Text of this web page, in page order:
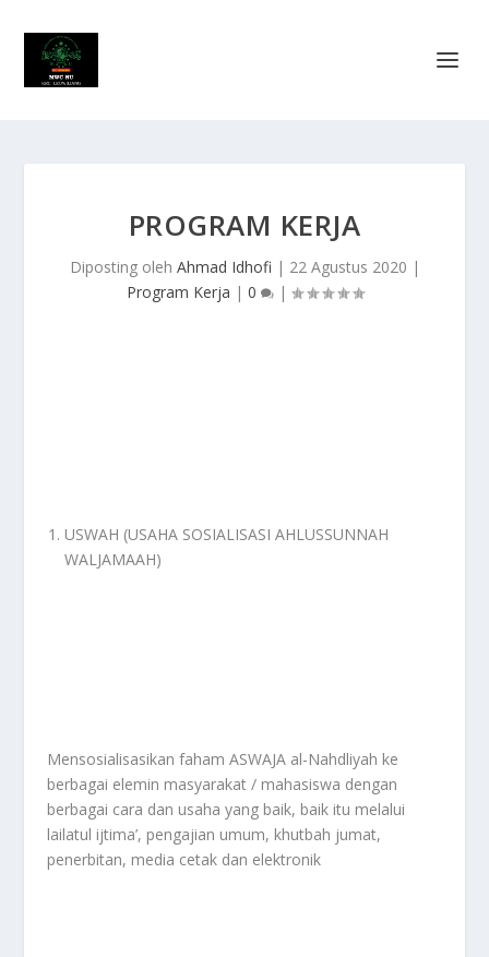
PROGRAM KERJA
Diposting oleh Ahmad Idhofi | 22 Agustus 2020 |
Program Kerja | 0 |
USWAH (USAHA SOSIALISASI AHLUSSUNNAH
WALJAMAAH)
Mensosialisasikan faham ASWAJA al-Nahdliyah ke
berbagai elemin masyarakat / mahasiswa dengan
berbagai cara dan usaha yang baik, baik itu melalui
lailatul ijtima’, pengajian umum, khutbah jumat,
penerbitan, media cetak dan elektronik